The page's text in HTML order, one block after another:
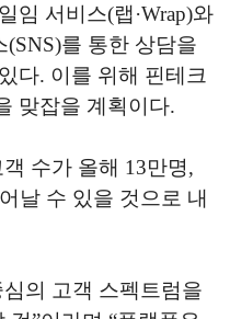
임 서비스(랩·Wrap)와
를 통한 상담을
다. 이를 위해 핀테크
맞잡을 계획이다.
수가 올해 13만명,
날 수 있을 것으로 내
의 고객 스펙트럼을